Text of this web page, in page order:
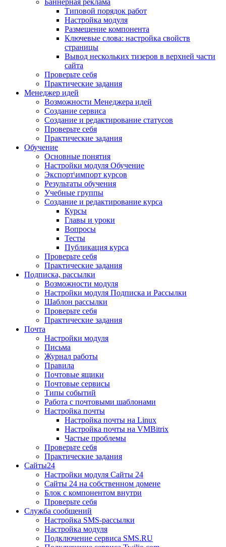
Баннерная реклама
Типовой порядок работ
Настройка модуля
Размещение компонента
Ключевые слова: настройка свойств
страницы
Вывод нескольких тизеров в верхней части
сайта
Проверьте себя
Практические задания
Менеджер идей
Возможности Менеджера идей
Создание сервиса
Создание и редактирование статусов
Проверьте себя
Практические задания
Обучение
Основные понятия
Настройки модуля Обучение
Экспорт\импорт курсов
Результаты обучения
Учебные группы
Создание и редактирование курса
Курсы
Главы и уроки
Вопросы
Тесты
Публикация курса
Проверьте себя
Практические задания
Подписка, рассылки
Возможности модуля
Настройки модуля Подписка и Рассылки
Шаблон рассылки
Проверьте себя
Практические задания
Почта
Настройки модуля
Письма
Журнал работы
Правила
Почтовые ящики
Почтовые сервисы
Типы событий
Работа с почтовыми шаблонами
Настройка почты
Настройка почты на Linux
Настройка почты на VMBitrix
Частые проблемы
Проверьте себя
Практические задания
Сайты24
Настройки модуля Сайты 24
Сайты 24 на собственном домене
Блок с компонентом внутри
Проверьте себя
Служба сообщений
Настройка SMS-рассылки
Настройка модуля
Подключение сервиса SMS.RU